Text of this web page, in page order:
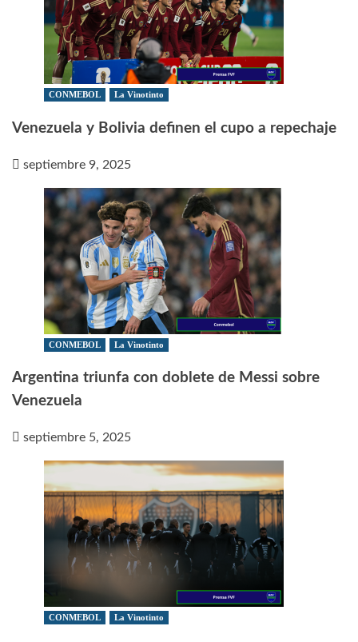
CONMEBOL La Vinotinto
Venezuela y Bolivia definen el cupo a repechaje
septiembre 9, 2025
CONMEBOL La Vinotinto
Argentina triunfa con doblete de Messi sobre
Venezuela
septiembre 5, 2025
CONMEBOL La Vinotinto